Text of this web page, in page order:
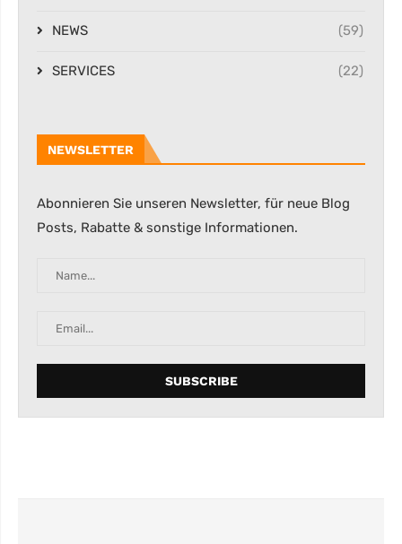
NEWS (59)
SERVICES (22)
NEWSLETTER
Abonnieren Sie unseren Newsletter, für neue Blog
Posts, Rabatte & sonstige Informationen.